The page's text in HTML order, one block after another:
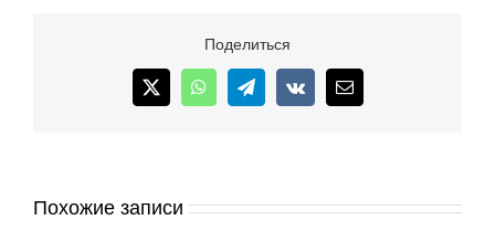
Поделиться
X WhatsAppTelegram
Vk Email
Похожие записи